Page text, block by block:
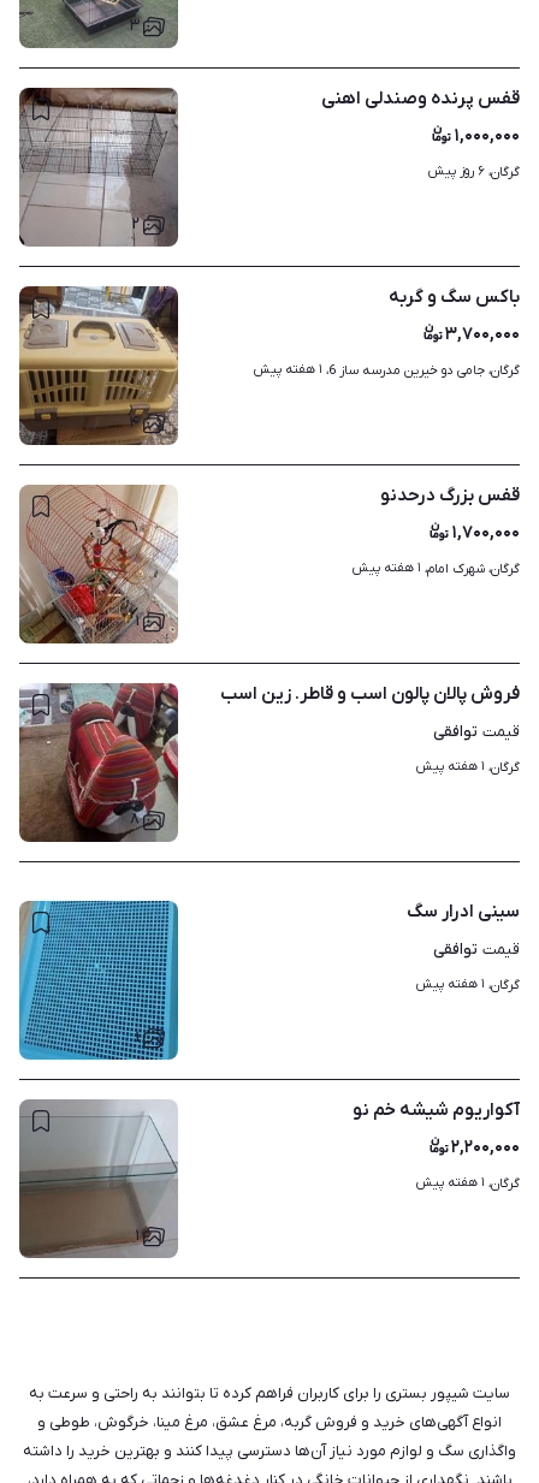
۳
۲
قفس پرنده وصندلی اهنی
۱,۰۰۰,۰۰۰
گرگان، ۶ روز پیش
۴
باکس سگ و گربه
۳,۷۰۰,۰۰۰
گرگان، جامی دو خیرین مدرسه ساز 6، ۱ هفته پیش
۱
قفس بزرگ درحدنو
۱,۷۰۰,۰۰۰
گرگان، شهرک امام، ۱ هفته پیش
۸
فروش پالان پالون اسب و قاطر. زین اسب
قیمت توافقی
گرگان، ۱ هفته پیش
۱
سینی ادرار سگ
قیمت توافقی
گرگان، ۱ هفته پیش
۱
آکواریوم شیشه خم نو
۲,۲۰۰,۰۰۰
گرگان، ۱ هفته پیش
سایت شیپور بستری را برای کاربران فراهم کرده تا بتوانند به راحتی و سرعت به
انواع آگهی‌های خرید و فروش گربه، مرغ عشق، مرغ مینا، خرگوش، طوطی و
واگذاری سگ و لوازم مورد نیاز آن‌ها دسترسی پیدا کنند و بهترین خرید را داشته